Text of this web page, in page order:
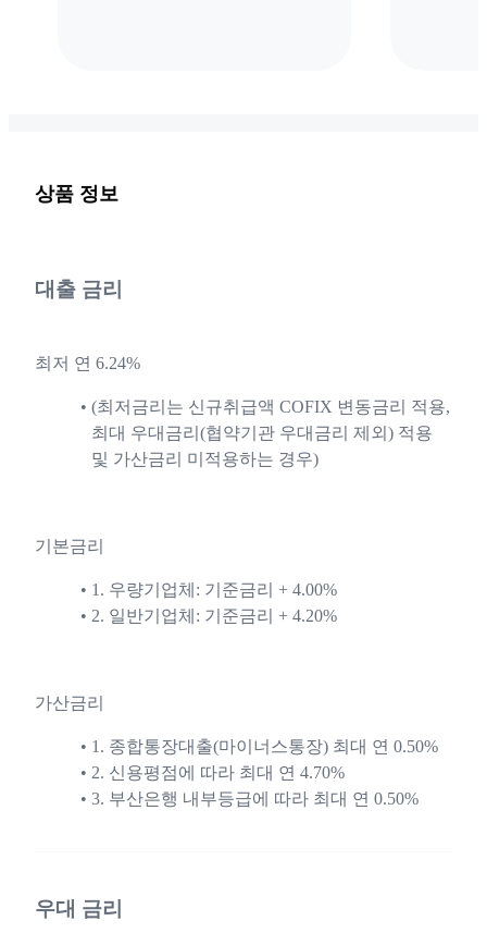
상품 정보
대출 금리
최저 연 6.24%
(최저금리는 신규취급액 COFIX 변동금리 적용,
최대 우대금리(협약기관 우대금리 제외) 적용
및 가산금리 미적용하는 경우)
기본금리
1. 우량기업체: 기준금리 + 4.00%
2. 일반기업체: 기준금리 + 4.20%
가산금리
1. 종합통장대출(마이너스통장) 최대 연 0.50%
2. 신용평점에 따라 최대 연 4.70%
3. 부산은행 내부등급에 따라 최대 연 0.50%
우대 금리